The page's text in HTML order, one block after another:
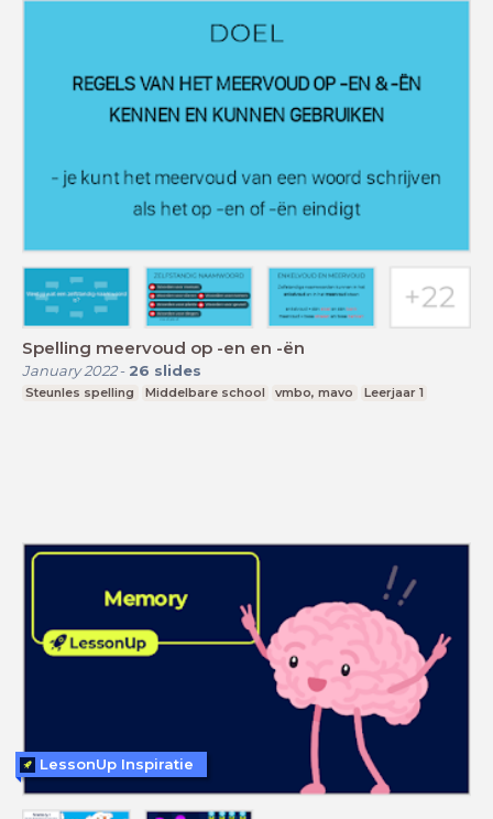
Spelling meervoud op -en en -ën
January 2022- 26 slides
Steunles spelling Middelbare school vmbo, mavo Leerjaar 1
LessonUp Inspiratie